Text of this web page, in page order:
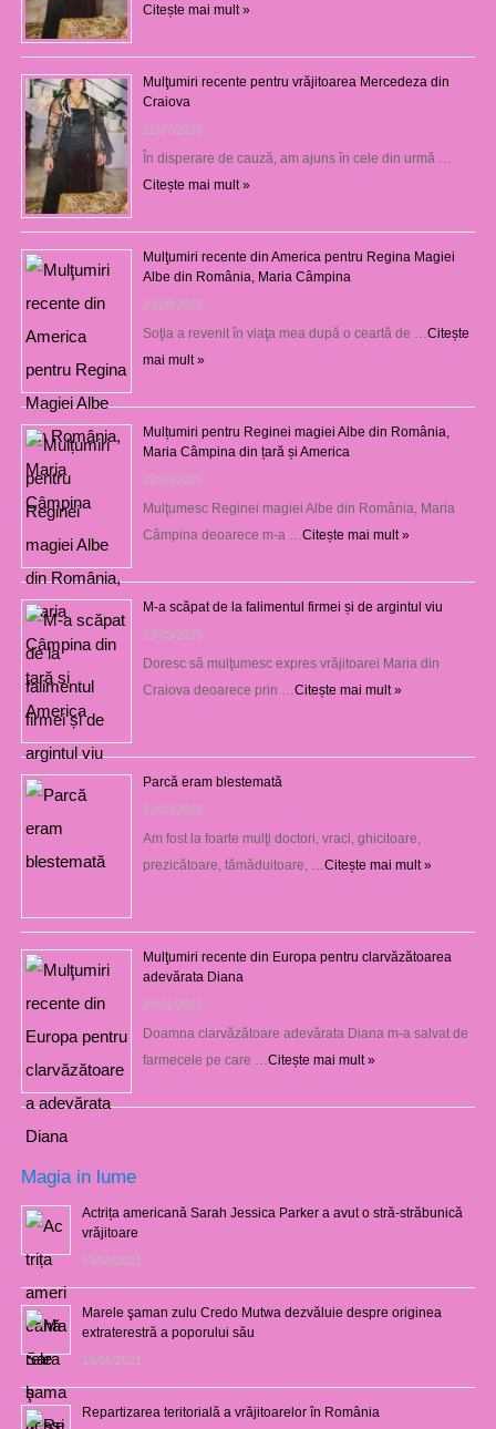
Citește mai mult »
Mulţumiri recente pentru vrăjitoarea Mercedeza din
Craiova
22/07/2026
În disperare de cauză, am ajuns în cele din urmă …
Citește mai mult »
Mulţumiri recente din America pentru Regina Magiei
Albe din România, Maria Câmpina
23/08/2025
Soţia a revenit în viaţa mea după o ceartă de … Citește
mai mult »
Mulțumiri pentru Reginei magiei Albe din România,
Maria Câmpina din țară și America
22/05/2025
Mulţumesc Reginei magiei Albe din România, Maria
Câmpina deoarece m-a … Citește mai mult »
M-a scăpat de la falimentul firmei și de argintul viu
13/03/2025
Doresc să mulţumesc expres vrăjitoarei Maria din
Craiova deoarece prin … Citește mai mult »
Parcă eram blestemată
12/03/2025
Am fost la foarte mulţi doctori, vraci, ghicitoare,
prezicătoare, tămăduitoare, … Citește mai mult »
Mulţumiri recente din Europa pentru clarvăzătoarea
adevărata Diana
29/01/2021
Doamna clarvăzătoare adevărata Diana m-a salvat de
farmecele pe care … Citește mai mult »
Magia in lume
Actrița americană Sarah Jessica Parker a avut o stră-străbunică
vrăjitoare
03/08/2021
Marele şaman zulu Credo Mutwa dezvăluie despre originea
extraterestră a poporului său
14/06/2021
Repartizarea teritorială a vrăjitoarelor în România